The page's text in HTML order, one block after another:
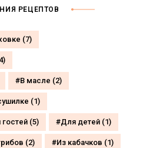
РЕЦЕПТОВ
(7)
В масле (2)
(1)
(5) Для детей (1)
(2) Из кабачков (1)